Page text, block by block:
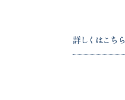
詳しくはこちら